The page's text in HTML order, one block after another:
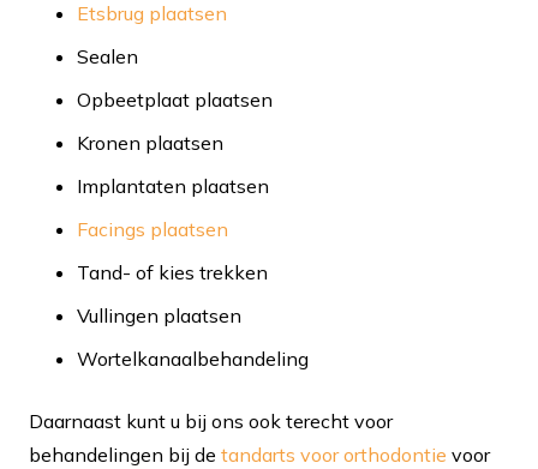
Etsbrug plaatsen
Sealen
Opbeetplaat plaatsen
Kronen plaatsen
Implantaten plaatsen
Facings plaatsen
Tand- of kies trekken
Vullingen plaatsen
Wortelkanaalbehandeling
Daarnaast kunt u bij ons ook terecht voor
behandelingen bij de tandarts voor orthodontie voor